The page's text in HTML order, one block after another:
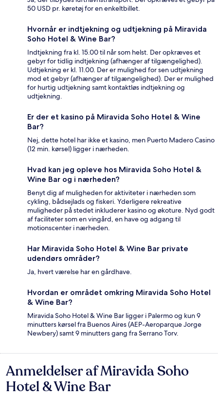
50 USD pr. køretøj for en enkeltbillet.
Hvornår er indtjekning og udtjekning på Miravida
Soho Hotel & Wine Bar?
Indtjekning fra kl. 15.00 til når som helst. Der opkræves et
gebyr for tidlig indtjekning (afhænger af tilgængelighed).
Udtjekning er kl. 11.00. Der er mulighed for sen udtjekning
mod et gebyr (afhænger af tilgængelighed). Der er mulighed
for hurtig udtjekning samt kontaktløs indtjekning og
udtjekning.
Er der et kasino på Miravida Soho Hotel & Wine
Bar?
Nej, dette hotel har ikke et kasino, men Puerto Madero Casino
(12 min. kørsel) ligger i nærheden.
Hvad kan jeg opleve hos Miravida Soho Hotel &
Wine Bar og i nærheden?
Benyt dig af muligheden for aktiviteter i nærheden som
cykling, bådsejlads og fiskeri. Yderligere rekreative
muligheder på stedet inkluderer kasino og økoture. Nyd godt
af faciliteter som en vingård, en have og adgang til
motionscenter i nærheden.
Har Miravida Soho Hotel & Wine Bar private
udendørs områder?
Ja, hvert værelse har en gårdhave.
Hvordan er området omkring Miravida Soho Hotel
& Wine Bar?
Miravida Soho Hotel & Wine Bar ligger i Palermo og kun 9
minutters kørsel fra Buenos Aires (AEP-Aeroparque Jorge
Newbery) samt 9 minutters gang fra Serrano Torv.
Anmeldelser
Anmeldelser af Miravida Soho
Hotel & Wine Bar